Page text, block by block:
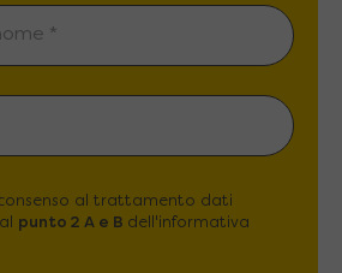
al trattamento dati
punto 2 A e B dell'informativa